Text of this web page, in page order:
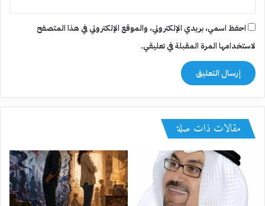
احفظ اسمي، بريدي الإلكتروني، والموقع الإلكتروني في هذا المتصفح
لاستخدامها المرة المقبلة في تعليقي.
مقالات ذات صلة